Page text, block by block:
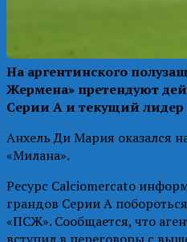
На аргентинского
Жермена» претендуют
Серии А и текущий лидер
Анхель Ди Мария оказался
«Милана».
Ресурс Calciomercato
грандов Серии А
«ПСЖ». Сообщается, что